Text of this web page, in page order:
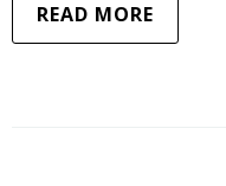
READ MORE